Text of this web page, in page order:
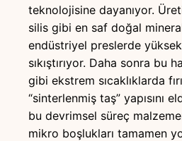
teknolojisine dayanıyor.
silis gibi en saf doğal
endüstriyel preslerde yüksek
sıkıştırıyor. Daha sonra bu
gibi ekstrem sıcaklıklarda
“sinterlenmiş taş” yapısını
bu devrimsel süreç
mikro boşlukları tamamen